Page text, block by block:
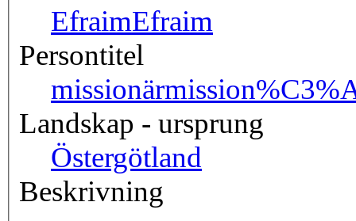
EfraimEfraim
Persontitel
missionär
Landskap - ursprung
Östergötland
Beskrivning